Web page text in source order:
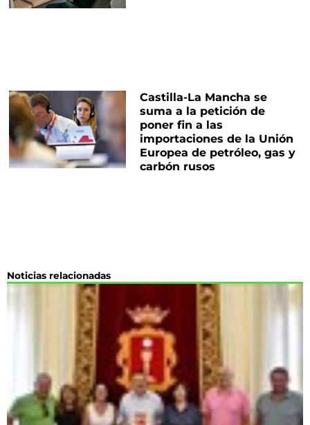
Castilla-La Mancha se
suma a la petición de
poner fin a las
importaciones de la Unión
Europea de petróleo, gas y
carbón rusos
Noticias relacionadas